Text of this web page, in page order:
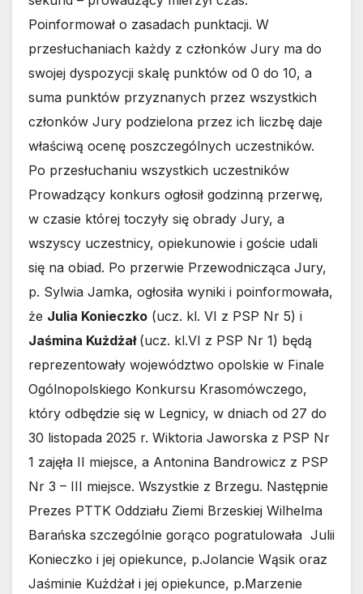
Poinformował o zasadach punktacji. W
przesłuchaniach każdy z członków Jury ma do
swojej dyspozycji skalę punktów od 0 do 10, a
suma punktów przyznanych przez wszystkich
członków Jury podzielona przez ich liczbę daje
właściwą ocenę poszczególnych uczestników.
Po przesłuchaniu wszystkich uczestników
Prowadzący konkurs ogłosił godzinną przerwę,
w czasie której toczyły się obrady Jury, a
wszyscy uczestnicy, opiekunowie i goście udali
się na obiad. Po przerwie Przewodnicząca Jury,
p. Sylwia Jamka, ogłosiła wyniki i poinformowała,
że Julia Konieczko (ucz. kl. VI z PSP Nr 5) i
Jaśmina Kużdżał (ucz. kl.VI z PSP Nr 1) będą
reprezentowały województwo opolskie w Finale
Ogólnopolskiego Konkursu Krasomówczego,
który odbędzie się w Legnicy, w dniach od 27 do
30 listopada 2025 r. Wiktoria Jaworska z PSP Nr
1 zajęła II miejsce, a Antonina Bandrowicz z PSP
Nr 3 – III miejsce. Wszystkie z Brzegu. Następnie
Prezes PTTK Oddziału Ziemi Brzeskiej Wilhelma
Barańska szczególnie gorąco pogratulowała Julii
Konieczko i jej opiekunce, p.Jolancie Wąsik oraz
Jaśminie Kużdżał i jej opiekunce, p.Marzenie